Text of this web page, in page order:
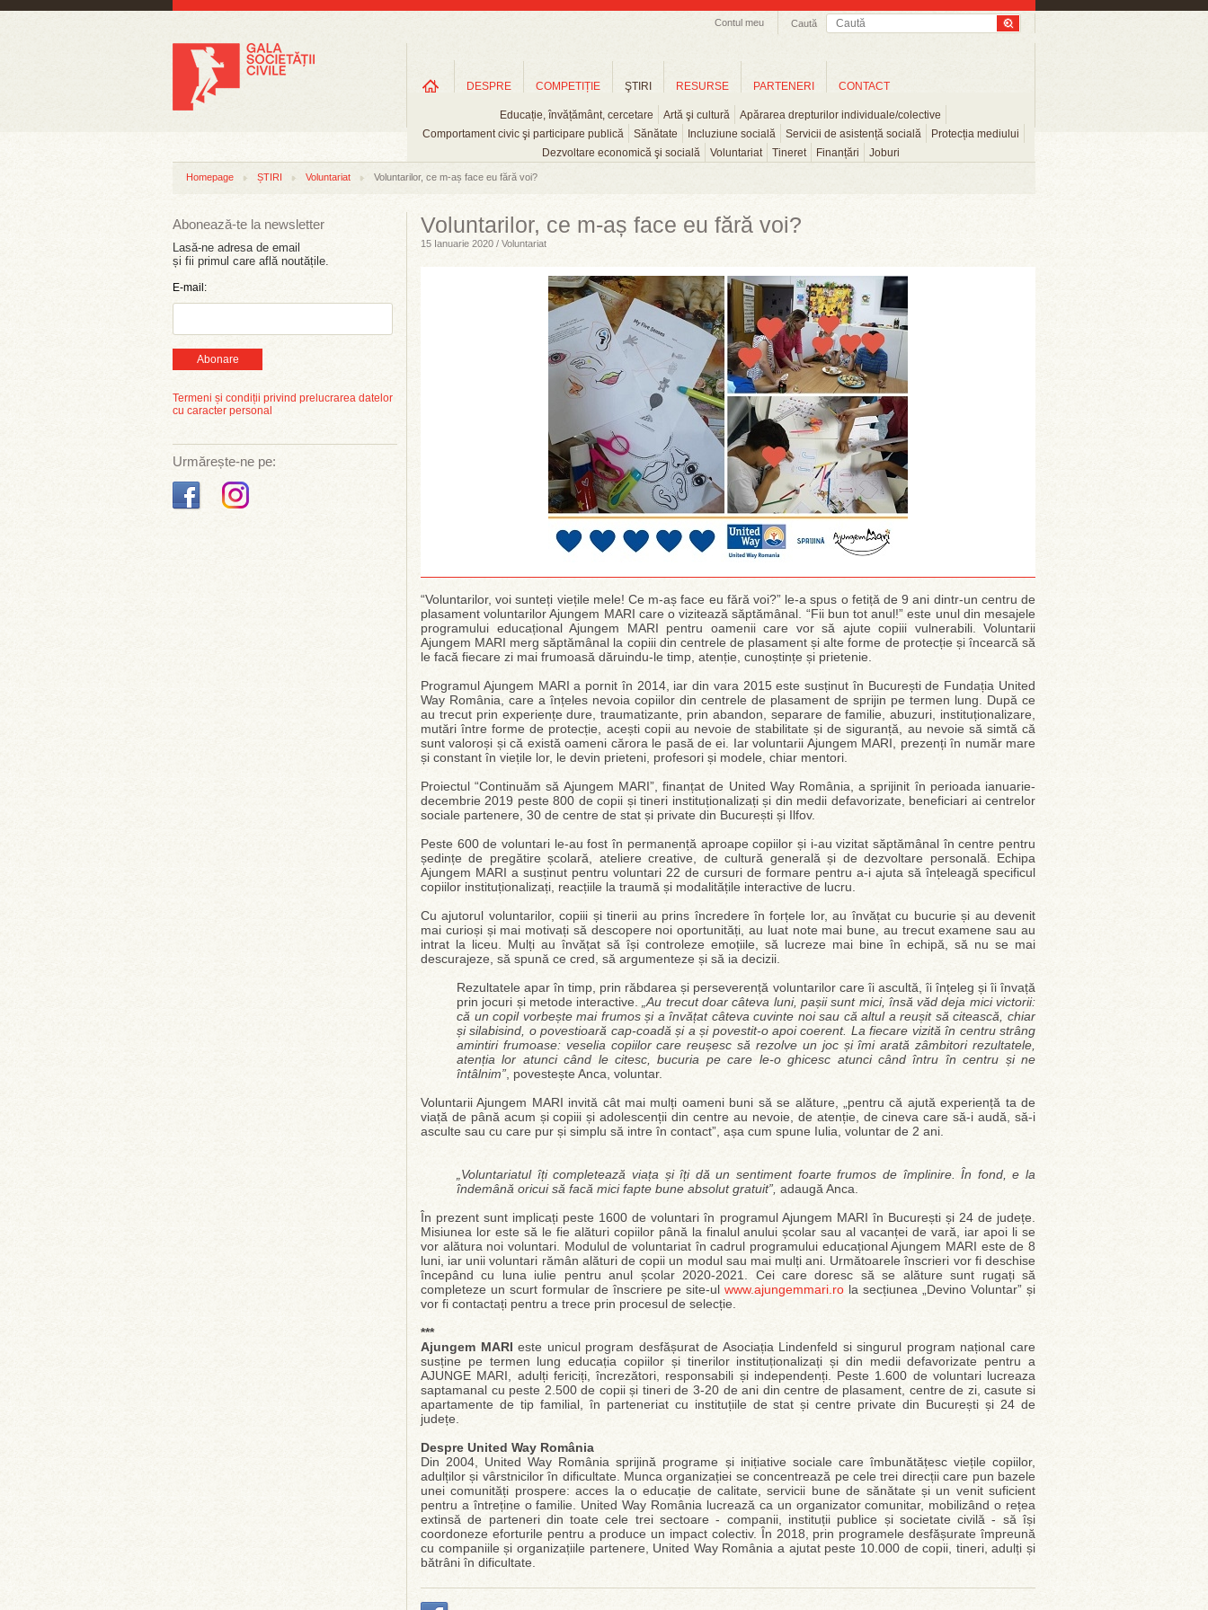
Caută
Contul meu
DESPRE COMPETIȚIE ŞTIRI
Educație, învățământ, cercetare Artă şi cultură
Apărarea drepturilor individuale/colective
Comportament civic şi participare publică
Sănătate Incluziune socială Servicii de asistență socială
Protecția mediului
Dezvoltare economică şi socială
Voluntariat Tineret Finanțări Joburi
RESURSE PARTENERI CONTACT
Homepage ȘTIRI Voluntariat Voluntarilor, ce m-aș face eu fără voi?
Abonează-te la newsletter
Lasă-ne adresa de email
și fii primul care află noutățile.
E-mail:
Abonare
Termeni și condiții privind prelucrarea datelor
cu caracter personal
Urmărește-ne pe:
Voluntarilor, ce m-aș face eu fără voi?
15 Ianuarie 2020 / Voluntariat
“Voluntarilor, voi sunteți viețile mele! Ce m-aș face eu fără voi?” le-a spus o fetiță de 9 ani dintr-un centru de
plasament voluntarilor Ajungem MARI care o vizitează săptămânal. “Fii bun tot anul!” este unul din mesajele
programului educațional Ajungem MARI pentru oamenii care vor să ajute copiii vulnerabili. Voluntarii
Ajungem MARI merg săptămânal la copiii din centrele de plasament și alte forme de protecție și încearcă să
le facă fiecare zi mai frumoasă dăruindu-le timp, atenție, cunoștințe și prietenie.
Programul Ajungem MARI a pornit în 2014, iar din vara 2015 este susținut în București de Fundația United
Way România, care a înțeles nevoia copiilor din centrele de plasament de sprijin pe termen lung. După ce
au trecut prin experiențe dure, traumatizante, prin abandon, separare de familie, abuzuri, instituționalizare,
mutări între forme de protecție, acești copii au nevoie de stabilitate și de siguranță, au nevoie să simtă că
sunt valoroși și că există oameni cărora le pasă de ei. Iar voluntarii Ajungem MARI, prezenți în număr mare
și constant în viețile lor, le devin prieteni, profesori și modele, chiar mentori.
Proiectul “Continuăm să Ajungem MARI”, finanțat de United Way România, a sprijinit în perioada ianuarie-
decembrie 2019 peste 800 de copii și tineri instituționalizați și din medii defavorizate, beneficiari ai centrelor
sociale partenere, 30 de centre de stat și private din București și Ilfov.
Peste 600 de voluntari le-au fost în permanență aproape copiilor și i-au vizitat săptămânal în centre pentru
ședințe de pregătire școlară, ateliere creative, de cultură generală și de dezvoltare personală. Echipa
Ajungem MARI a susținut pentru voluntari 22 de cursuri de formare pentru a-i ajuta să înțeleagă specificul
copiilor instituționalizați, reacțiile la traumă și modalitățile interactive de lucru.
Cu ajutorul voluntarilor, copiii și tinerii au prins încredere în forțele lor, au învățat cu bucurie și au devenit
mai curioși și mai motivați să descopere noi oportunități, au luat note mai bune, au trecut examene sau au
intrat la liceu. Mulți au învățat să își controleze emoțiile, să lucreze mai bine în echipă, să nu se mai
descurajeze, să spună ce cred, să argumenteze și să ia decizii.
Rezultatele apar în timp, prin răbdarea și perseverență voluntarilor care îi ascultă, îi înțeleg și îi învață
prin jocuri și metode interactive.
„Au trecut doar câteva luni, pașii sunt mici, însă văd deja mici victorii:
că un copil vorbește mai frumos și a învățat câteva cuvinte noi sau că altul a reușit să citească, chiar
și silabisind, o povestioară cap-coadă și a și povestit-o apoi coerent. La fiecare vizită în centru strâng
amintiri frumoase: veselia copiilor care reușesc să rezolve un joc și îmi arată zâmbitori rezultatele,
atenția lor atunci când le citesc, bucuria pe care le-o ghicesc atunci când întru în centru și ne
întâlnim” , povestește Anca, voluntar.
Voluntarii Ajungem MARI invită cât mai mulți oameni buni să se alăture, „pentru că ajută experiență ta de
viață de până acum și copiii și adolescenții din centre au nevoie, de atenție, de cineva care să-i audă, să-i
asculte sau cu care pur și simplu să intre în contact”, așa cum spune Iulia, voluntar de 2 ani.
„Voluntariatul îți completează viața și îți dă un sentiment foarte frumos de împlinire. În fond, e la
îndemână oricui să facă mici fapte bune absolut gratuit”, adaugă Anca.
În prezent sunt implicați peste 1600 de voluntari în programul Ajungem MARI în București și 24 de județe.
Misiunea lor este să le fie alături copiilor până la finalul anului școlar sau al vacanței de vară, iar apoi li se
vor alătura noi voluntari. Modulul de voluntariat în cadrul programului educațional Ajungem MARI este de 8
luni, iar unii voluntari rămân alături de copii un modul sau mai mulți ani. Următoarele înscrieri vor fi deschise
începând cu luna iulie pentru anul școlar 2020-2021. Cei care doresc să se alăture sunt rugați să
completeze un scurt formular de înscriere pe site-ul www.ajungemmari.ro la secțiunea „Devino Voluntar” și
vor fi contactați pentru a trece prin procesul de selecție.
***
Ajungem MARI este unicul program desfășurat de Asociația Lindenfeld si singurul program național care
susține pe termen lung educația copiilor și tinerilor instituționalizați și din medii defavorizate pentru a
AJUNGE MARI, adulți fericiți, încrezători, responsabili și independenți. Peste 1.600 de voluntari lucreaza
saptamanal cu peste 2.500 de copii și tineri de 3-20 de ani din centre de plasament, centre de zi, casute si
apartamente de tip familial, în parteneriat cu instituțiile de stat și centre private din București și 24 de
județe.
Despre United Way România
Din 2004, United Way România sprijină programe și inițiative sociale care îmbunătățesc viețile copiilor,
adulților și vârstnicilor în dificultate. Munca organizației se concentrează pe cele trei direcții care pun bazele
unei comunități prospere: acces la o educație de calitate, servicii bune de sănătate și un venit suficient
pentru a întreține o familie. United Way România lucrează ca un organizator comunitar, mobilizând o rețea
extinsă de parteneri din toate cele trei sectoare - companii, instituții publice și societate civilă - să își
coordoneze eforturile pentru a produce un impact colectiv. În 2018, prin programele desfășurate împreună
cu companiile și organizațiile partenere, United Way România a ajutat peste 10.000 de copii, tineri, adulți și
bătrâni în dificultate.